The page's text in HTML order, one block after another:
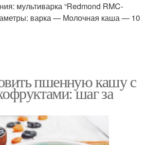
мультиварка “Redmond RMC-
варка — Молочная каша — 10
пшенную кашу с
шаг за